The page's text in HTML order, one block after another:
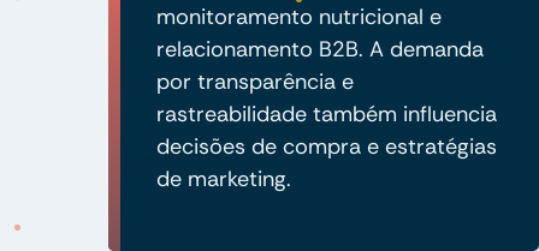
monitoramento nutricional e
relacionamento B2B. A demanda
por transparência e
rastreabilidade também influencia
decisões de compra e estratégias
de marketing.